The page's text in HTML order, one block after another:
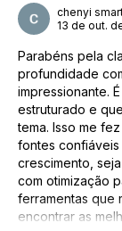
chenyi
13 de out.
Parabéns pela
profundidade
impressionante.
estruturado e
tema. Isso me
fontes
crescimento,
com otimização
ferramentas que
encontrar as